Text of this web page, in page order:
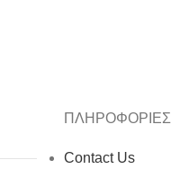
ΠΛΗΡΟΦΟΡΙΕΣ
Contact Us